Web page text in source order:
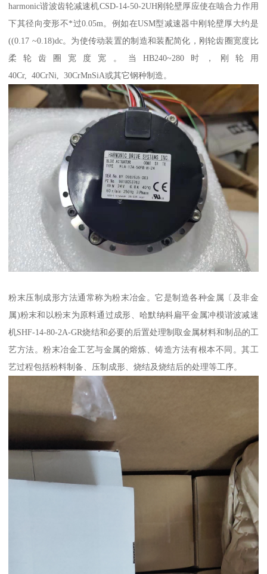
harmonic谐波齿轮减速机CSD-14-50-2UH刚轮壁厚应使在啮合力作用
下其径向变形不*过0.05m。例如在USM型减速器中刚轮壁厚大约是
((0.17 ~0.18)dc。为使传动装置的制造和装配简化，刚轮齿圈宽度比
柔轮齿圈宽度宽。当HB240~280时，刚轮用
40Cr, 40CrNi, 30CrMnSiA或其它钢种制造。
粉末压制成形方法通常称为粉末冶金。它是制造各种金属〔及非金
属)粉末和以粉末为原料通过成形、哈默纳科扁平金属冲模谐波减速
机SHF-14-80-2A-GR烧结和必要的后置处理制取金属材料和制品的工
艺方法。粉末冶金工艺与金属的熔炼、铸造方法有根本不同。其工
艺过程包括粉料制备、压制成形、烧结及烧结后的处理等工序。